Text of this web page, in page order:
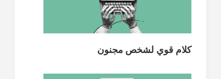
كلام قوي لشخص مجنون